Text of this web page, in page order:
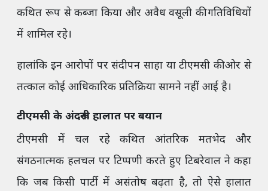
कथित रूप से कब्जा किया और अवैध वसूली की गतिविधियों
में शामिल रहे।
हालांकि इन आरोपों पर संदीपन साहा या टीएमसी की ओर से
तत्काल कोई आधिकारिक प्रतिक्रिया सामने नहीं आई है।
टीएमसी के अंदरूनी हालात पर बयान
टीएमसी में चल रहे कथित आंतरिक मतभेद और
संगठनात्मक हलचल पर टिप्पणी करते हुए टिबरेवाल ने कहा
कि जब किसी पार्टी में असंतोष बढ़ता है, तो ऐसे हालात